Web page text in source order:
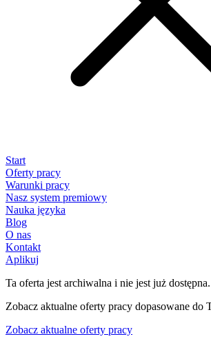
Start
Oferty pracy
Warunki pracy
Nasz system premiowy
Nauka języka
Blog
O nas
Kontakt
Aplikuj
Ta oferta jest archiwalna i nie jest już dostępna.
Zobacz aktualne oferty pracy dopasowane do
Zobacz aktualne oferty pracy